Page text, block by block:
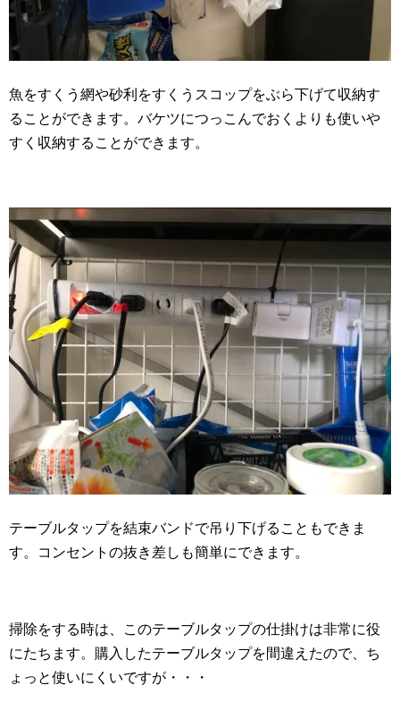
魚をすくう網や砂利をすくうスコップをぶら下げて収納す
ることができます。バケツにつっこんでおくよりも使いや
すく収納することができます。
テーブルタップを結束バンドで吊り下げることもできま
す。コンセントの抜き差しも簡単にできます。
掃除をする時は、このテーブルタップの仕掛けは非常に役
にたちます。購入したテーブルタップを間違えたので、ち
ょっと使いにくいですが・・・